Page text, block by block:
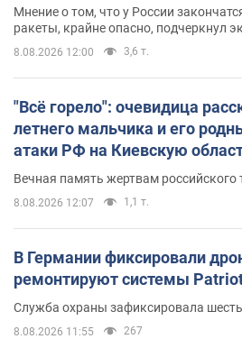
Мнение о том, что у России
ракеты, крайне опасно, подчеркнул
8.08.2026 12:00 3,6 т.
"Всё горело": очевидица
летнего мальчика и его
атаки РФ на Киевскую
Вечная память жертвам российского
8.08.2026 12:07 1,1 т.
В Германии фиксировали
ремонтируют системы
Служба охраны зафиксировала
8.08.2026 11:55 267